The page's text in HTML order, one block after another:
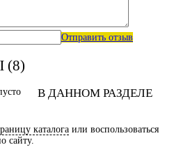
Отправить отзыв
(8)
В ДАННОМ РАЗДЕЛЕ
каталога или воспользоваться
сайту.